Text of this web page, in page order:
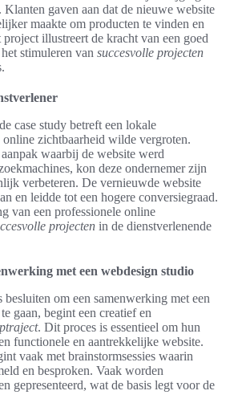
gaven aan dat de nieuwe website
maakte om producten te vinden en
illustreert de kracht van een goed
stimuleren van succesvolle projecten
case study betreft een lokale
zichtbaarheid wilde vergroten.
waarbij de website werd
kon deze ondernemer zijn
verbeteren. De vernieuwde website
en leidde tot een hogere conversiegraad.
van een professionele online
projecten in de dienstverlenende
met een webdesign studio
besluiten om een samenwerking met een
gaan, begint een creatief en
. Dit proces is essentieel om hun
functionele en aantrekkelijke website.
vaak met brainstormsessies waarin
en besproken. Vaak worden
gepresenteerd, wat de basis legt voor de